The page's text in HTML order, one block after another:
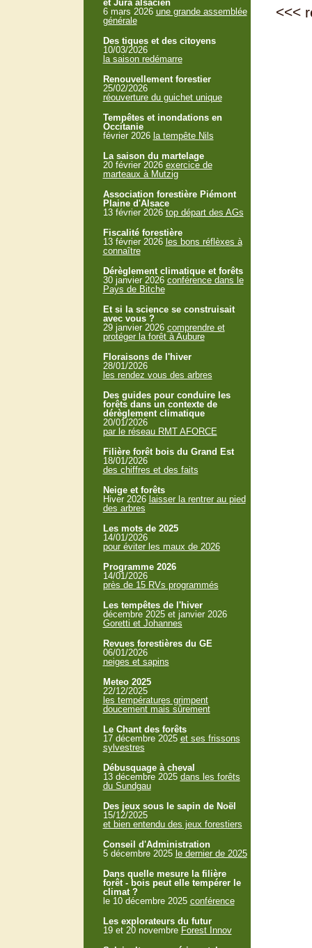
<<<
et Jura alsacien
6 mars 2026 une grande assemblée
générale
Des tiques et des citoyens
10/03/2026
la saison redémarre
Renouvellement forestier
25/02/2026
réouverture du guichet unique
Tempêtes et inondations en
Occitanie
février 2026 la tempête Nils
La saison du martelage
20 février 2026 exercice de
marteaux à Mutzig
Association forestière Piémont
Plaine d'Alsace
13 février 2026 top départ des AGs
Fiscalité forestière
13 février 2026 les bons réflèxes à
connaître
Dérèglement climatique et forêts
30 janvier 2026 conférence dans le
Pays de Bitche
Et si la science se construisait
avec vous ?
29 janvier 2026 comprendre et
protéger la forêt à Aubure
Floraisons de l'hiver
28/01/2026
les rendez vous des arbres
Des guides pour conduire les
forêts dans un contexte de
dérèglement climatique
20/01/2026
par le réseau RMT AFORCE
Filière forêt bois du Grand Est
18/01/2026
des chiffres et des faits
Neige et forêts
Hiver 2026 laisser la rentrer au pied
des arbres
Les mots de 2025
14/01/2026
pour éviter les maux de 2026
Programme 2026
14/01/2026
près de 15 RVs programmés
Les tempêtes de l'hiver
décembre 2025 et janvier 2026
Goretti et Johannes
Revues forestières du GE
06/01/2026
neiges et sapins
Meteo 2025
22/12/2025
les températures grimpent
doucement mais sûrement
Le Chant des forêts
17 décembre 2025 et ses frissons
sylvestres
Débusquage à cheval
13 décembre 2025 dans les forêts
du Sundgau
Des jeux sous le sapin de Noël
15/12/2025
et bien entendu des jeux forestiers
Conseil d'Administration
5 décembre 2025 le dernier de 2025
Dans quelle mesure la filière
forêt - bois peut elle tempérer le
climat ?
le 10 décembre 2025 conférence
Les explorateurs du futur
19 et 20 novembre Forest Innov